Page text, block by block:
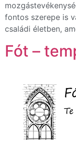
fontos szerepe is
családi életben,
Fót –